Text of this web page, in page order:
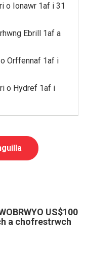
o Ionawr 1af i 31
Ebrill 1af a
Orffennaf 1af i
o Hydref 1af i
US$100
a chofrestrwch